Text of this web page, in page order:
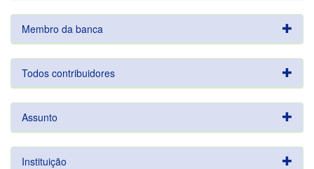
Membro da banca
Todos contribuidores
Assunto
Instituição